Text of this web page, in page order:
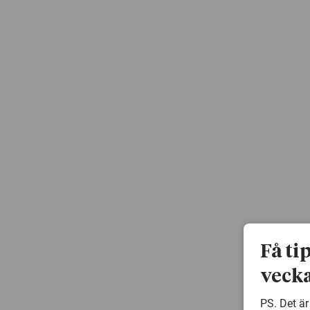
Få
PS. Det